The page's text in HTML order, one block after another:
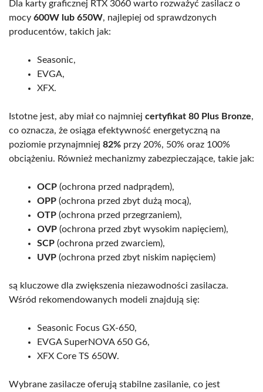
Dla karty graficznej RTX 3060 warto rozważyć zasilacz o
mocy 600W lub 650W, najlepiej od sprawdzonych
producentów, takich jak:
Seasonic,
EVGA,
XFX.
Istotne jest, aby miał co najmniej certyfikat 80 Plus Bronze,
co oznacza, że osiąga efektywność energetyczną na
poziomie przynajmniej 82% przy 20%, 50% oraz 100%
obciążeniu. Również mechanizmy zabezpieczające, takie jak:
OCP (ochrona przed nadprądem),
OPP (ochrona przed zbyt dużą mocą),
OTP (ochrona przed przegrzaniem),
OVP (ochrona przed zbyt wysokim napięciem),
SCP (ochrona przed zwarciem),
UVP (ochrona przed zbyt niskim napięciem)
są kluczowe dla zwiększenia niezawodności zasilacza.
Wśród rekomendowanych modeli znajdują się:
Seasonic Focus GX-650,
EVGA SuperNOVA 650 G6,
XFX Core TS 650W.
Wybrane zasilacze oferują stabilne zasilanie, co jest